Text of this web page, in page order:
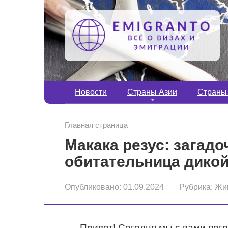
Новости Страны Азии Страны
Главная страница
Макака резус:
обитательница
Опубликовано: 01.09.2024 Рубрика: